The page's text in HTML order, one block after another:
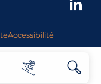
Accessibilité